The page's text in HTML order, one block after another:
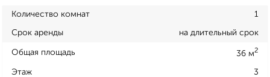
Количество комнат 1
Срок аренды на длительный срок
Общая площадь 36 м2
Этаж 3